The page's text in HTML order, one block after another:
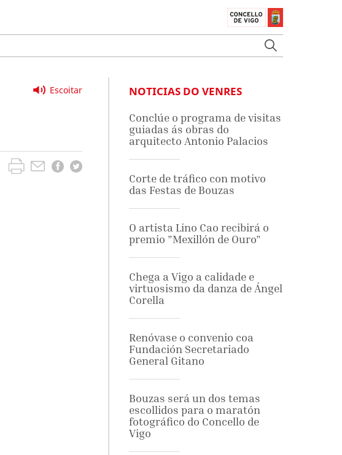
Escoitar NOTICIAS DO VENRES
Conclúe o programa de visitas
guiadas ás obras do
arquitecto Antonio Palacios
Corte de tráfico con motivo
das Festas de Bouzas
O artista Lino Cao recibirá o
premio ”Mexillón de Ouro”
Chega a Vigo a calidade e
virtuosismo da danza de Ángel
Corella
Renóvase o convenio coa
Fundación Secretariado
General Gitano
Bouzas será un dos temas
escollidos para o maratón
fotográfico do Concello de
Vigo